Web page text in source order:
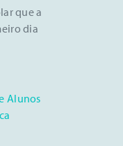
que a
dia
Alunos